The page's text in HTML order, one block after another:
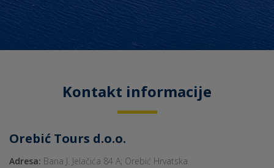
Kontakt informacije
Orebić Tours d.o.o.
Adresa: Bana J. Jelačića 84 A; Orebić Hrvatska